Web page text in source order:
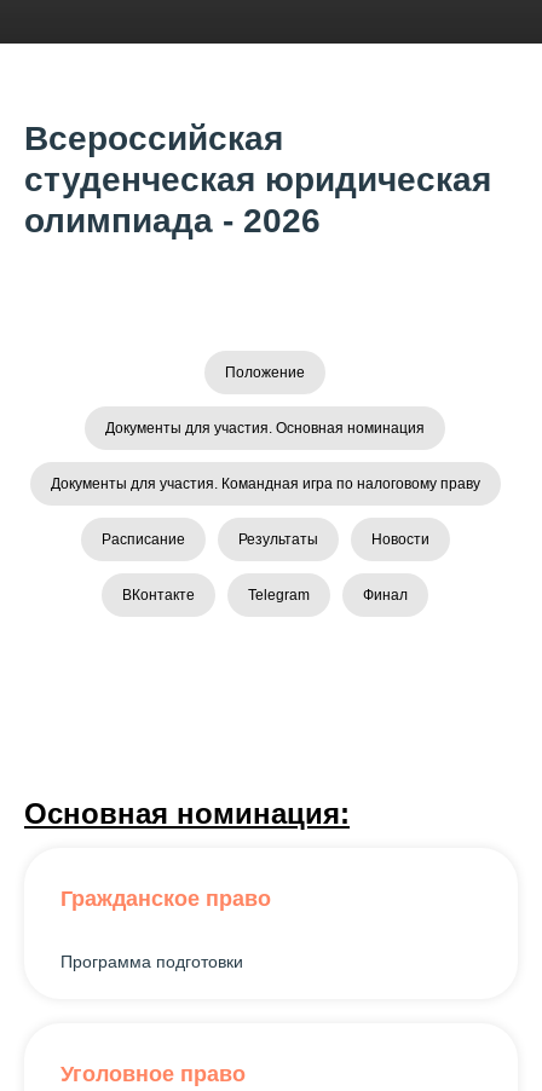
Всероссийская
студенческая юридическая
олимпиада - 2026
Положение
Документы для участия. Основная номинация
Документы для участия. Командная игра по налоговому праву
Расписание Результаты Новости
ВКонтакте Telegram Финал
Основная номинация:
Гражданское право
Программа подготовки
Уголовное право